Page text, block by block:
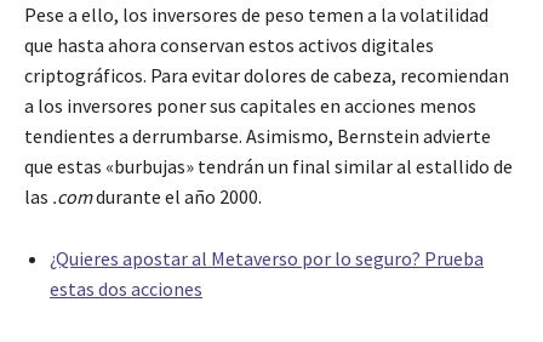
Pese a ello, los inversores de peso temen a la volatilidad
que hasta ahora conservan estos activos digitales
criptográficos. Para evitar dolores de cabeza, recomiendan
a los inversores poner sus capitales en acciones menos
tendientes a derrumbarse. Asimismo, Bernstein advierte
que estas «burbujas» tendrán un final similar al estallido de
las .comdurante el año 2000.
¿Quieres apostar al Metaverso por lo seguro? Prueba
estas dos acciones